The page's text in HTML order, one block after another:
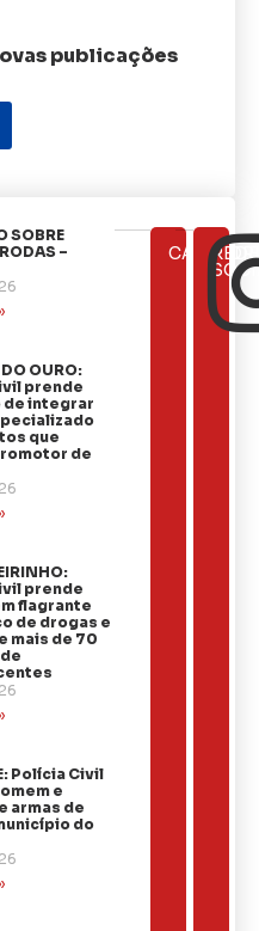
publicações
SOBRE
–
OURO:
prende
integrar
que
de
prende
flagrante
de drogas e
mais de 70
Polícia Civil
e
armas de
do